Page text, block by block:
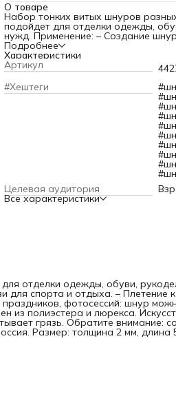
О товаре
Набор тонких витых шнуров
подойдет для отделки одежды,
нужд. Применение: – Создание
для спорта и отдыха. – Плетение
других предметов интерьера. –
фотосессий: шнур можно натянуть
подвески, другой декор. Шнур
люрекса. Искусственное волокно
ухода, быстро высыхает, не
внимание: состав набора может
партии. Производство: Россия.
Подробнее
Характеристики
Артикул
#Хештеги
Целевая аудитория
Все характеристики
отделки одежды, обуви,
для спорта и отдыха. – Плетение
фотосессий: шнур
из полиэстера и люрекса.
грязь. Обратите внимание:
Размер: толщина 2 мм, длина